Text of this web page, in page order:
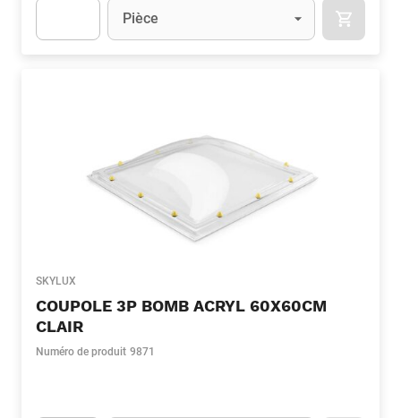
Unité
Pièce
SKYLUX
COUPOLE 3P BOMB ACRYL 60X60CM
CLAIR
Numéro de produit 9871